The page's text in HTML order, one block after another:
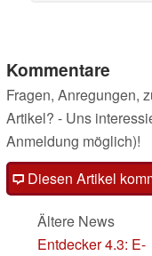
Kommentare
Fragen, Anregungen,
Artikel? - Uns
Anmeldung möglich)!
Diesen Artikel
Ältere News
Entdecker 4.3: E-